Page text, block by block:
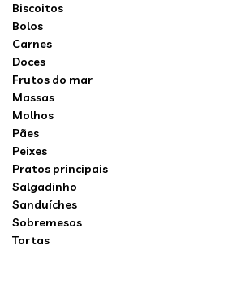
Biscoitos
Bolos
Carnes
Doces
Frutos do mar
Massas
Molhos
Pães
Peixes
Pratos principais
Salgadinho
Sanduíches
Sobremesas
Tortas